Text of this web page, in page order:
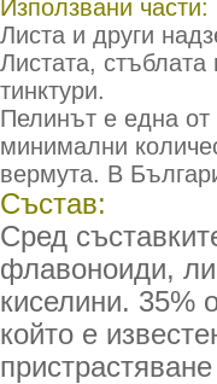
Използвани части:
Листа и други
Листата, стъблата
тинктури.
Пелинът е една от
минимални
вермута. В
Състав:
Сред
флавоноиди,
киселини. 35%
който е